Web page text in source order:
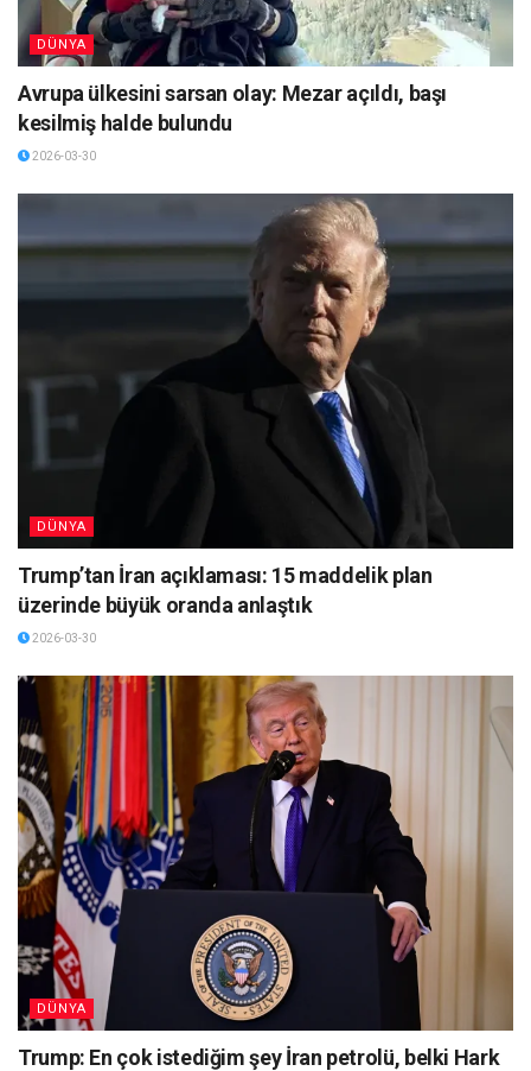
DÜNYA
Avrupa ülkesini sarsan olay: Mezar açıldı, başı
kesilmiş halde bulundu
2026-03-30
DÜNYA
Trump’tan İran açıklaması: 15 maddelik plan
üzerinde büyük oranda anlaştık
2026-03-30
DÜNYA
Trump: En çok istediğim şey İran petrolü, belki Hark